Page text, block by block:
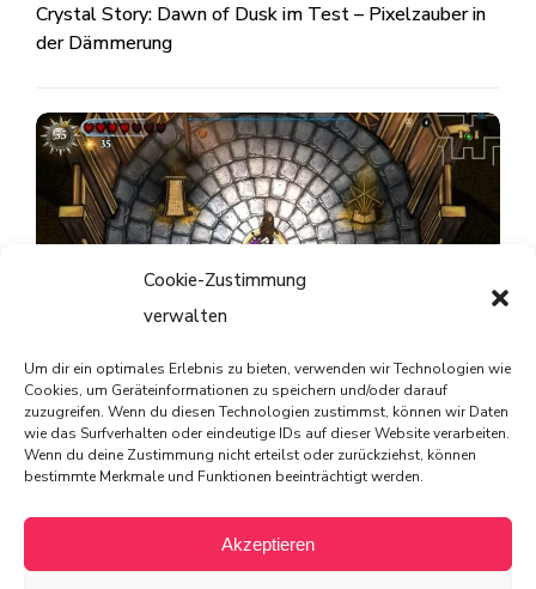
Cookie-Zustimmung
verwalten
Um dir ein optimales Erlebnis zu bieten, verwenden wir Technologien wie
Cookies, um Geräteinformationen zu speichern und/oder darauf
zuzugreifen. Wenn du diesen Technologien zustimmst, können wir Daten
wie das Surfverhalten oder eindeutige IDs auf dieser Website verarbeiten.
Wenn du deine Zustimmung nicht erteilst oder zurückziehst, können
bestimmte Merkmale und Funktionen beeinträchtigt werden.
Akzeptieren
Crystal Story: Dawn of Dusk im Test – Pixelzauber in
der Dämmerung
Striving for Light: Survival im Test – Ein Spiel, das Licht
und Schatten meistert